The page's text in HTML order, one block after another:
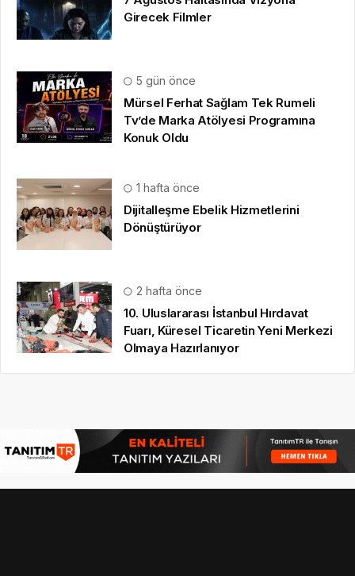
Girecek Filmler
5 gün önce
Mürsel Ferhat Sağlam Tek Rumeli
Tv’de Marka Atölyesi Programına
Konuk Oldu
1 hafta önce
Dijitalleşme Ebelik Hizmetlerini
Dönüştürüyor
2 hafta önce
10. Uluslararası İstanbul Hırdavat
Fuarı, Küresel Ticaretin Yeni Merkezi
Olmaya Hazırlanıyor